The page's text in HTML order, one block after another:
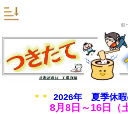
＊＊ 2026年 夏季休暇
8月8日～16日（